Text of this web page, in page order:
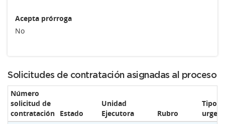
Acepta prórroga
No
Solicitudes de contratación asignadas al proceso
Número
solicitud de
contratación Estado
Unidad
Ejecutora
Rubro
Tipo